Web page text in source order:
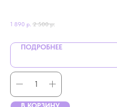
1 890 р. 2 500 р.
ПОДРОБНЕЕ
В КОРЗИНУ